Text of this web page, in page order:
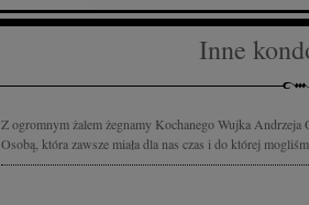
Inne
Z ogromnym żalem żegnamy Kochanego Wujka Andrzeja
Osobą, która zawsze miała dla nas czas i do której